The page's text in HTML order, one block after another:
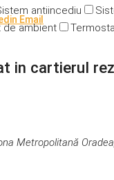
antiincediu
de ambient
Email
in cartierul
Metropolitană